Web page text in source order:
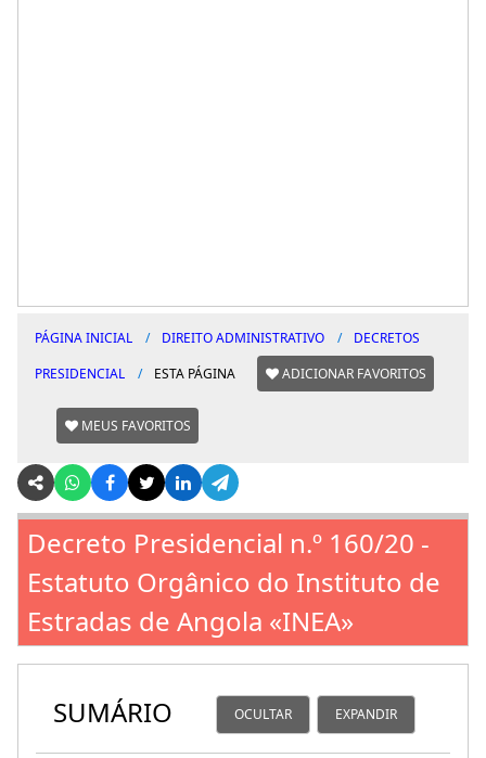
PÁGINA INICIAL DIREITO ADMINISTRATIVO
DECRETOS
PRESIDENCIAL
ESTA PÁGINA ADICIONAR FAVORITOS
MEUS FAVORITOS
Decreto Presidencial n.º 160/20 -
Estatuto Orgânico do Instituto de
Estradas de Angola «INEA»
SUMÁRIO OCULTAR EXPANDIR